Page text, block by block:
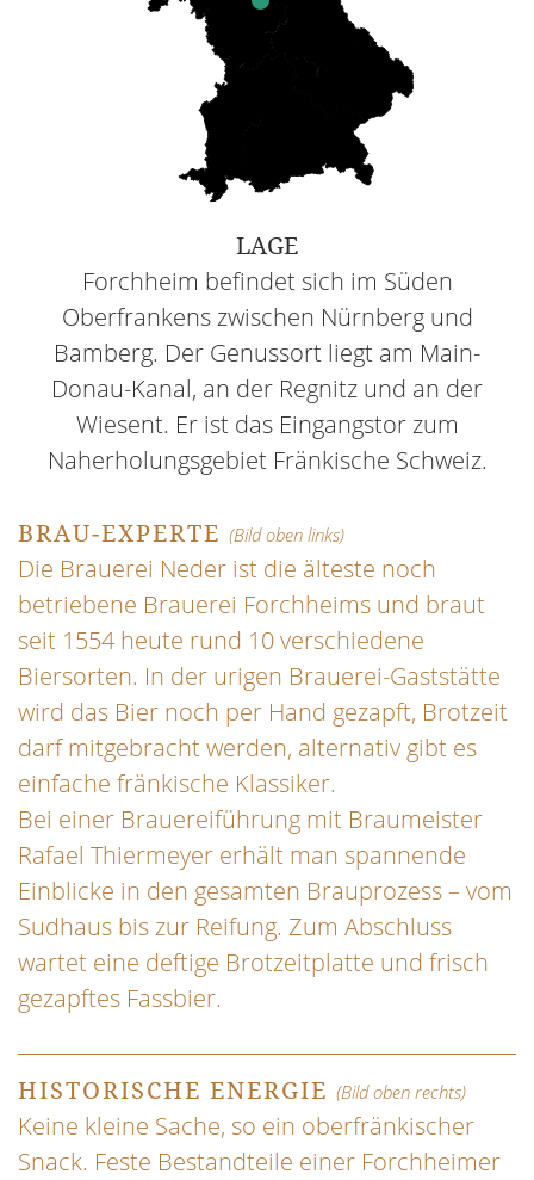
LAGE
Forchheim befindet sich im Süden
Oberfrankens zwischen Nürnberg und
Bamberg. Der Genussort liegt am Main-
Donau-Kanal, an der Regnitz und an der
Wiesent. Er ist das Eingangstor zum
Naherholungsgebiet Fränkische Schweiz.
BRAU-EXPERTE (Bild oben links)
Die Brauerei Neder ist die älteste noch
betriebene Brauerei Forchheims und braut
seit 1554 heute rund 10 verschiedene
Biersorten. In der urigen Brauerei-Gaststätte
wird das Bier noch per Hand gezapft, Brotzeit
darf mitgebracht werden, alternativ gibt es
einfache fränkische Klassiker.
Bei einer Brauereiführung mit Braumeister
Rafael Thiermeyer erhält man spannende
Einblicke in den gesamten Brauprozess – vom
Sudhaus bis zur Reifung. Zum Abschluss
wartet eine deftige Brotzeitplatte und frisch
gezapftes Fassbier.
HISTORISCHE ENERGIE (Bild oben rechts)
Keine kleine Sache, so ein oberfränkischer
Snack. Feste Bestandteile einer Forchheimer